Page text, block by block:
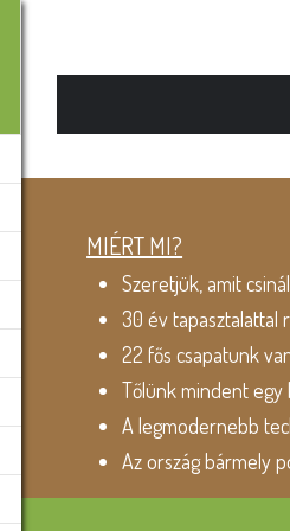
MIÉRT MI?
Szeretjük, amit
30 év tapasztalattal
22 fős csapatunk
Tőlünk mindent egy
A legmodernebb
Az ország bármely